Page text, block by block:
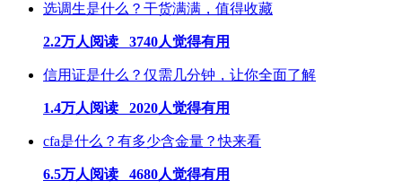
选调生是什么？干货满满，值得收藏
2.2万人阅读 3740人觉得有用
信用证是什么？仅需几分钟，让你全面了解
1.4万人阅读 2020人觉得有用
cfa是什么？有多少含金量？快来看
6.5万人阅读 4680人觉得有用